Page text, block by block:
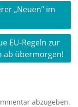
„Neuen“ im
EU-Regeln zur
ab übermorgen!
abzugeben.